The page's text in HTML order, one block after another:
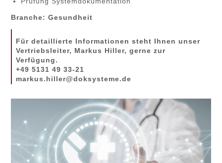
Branche: Gesundheit
Für detaillierte Informationen steht Ihnen unser
Vertriebsleiter, Markus Hiller, gerne zur
Verfügung.
+49 5131 49 33-21
markus.hiller@doksysteme.de